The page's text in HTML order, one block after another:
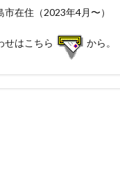
市在住（2023年4月〜）
せはこちら から。